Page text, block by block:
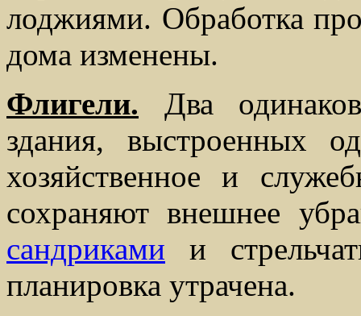
лоджиями. Обработка
дома изменены.
Флигели. Два
здания, выстроенных
хозяйственное и
сохраняют внешнее
сандриками и
планировка утрачена.